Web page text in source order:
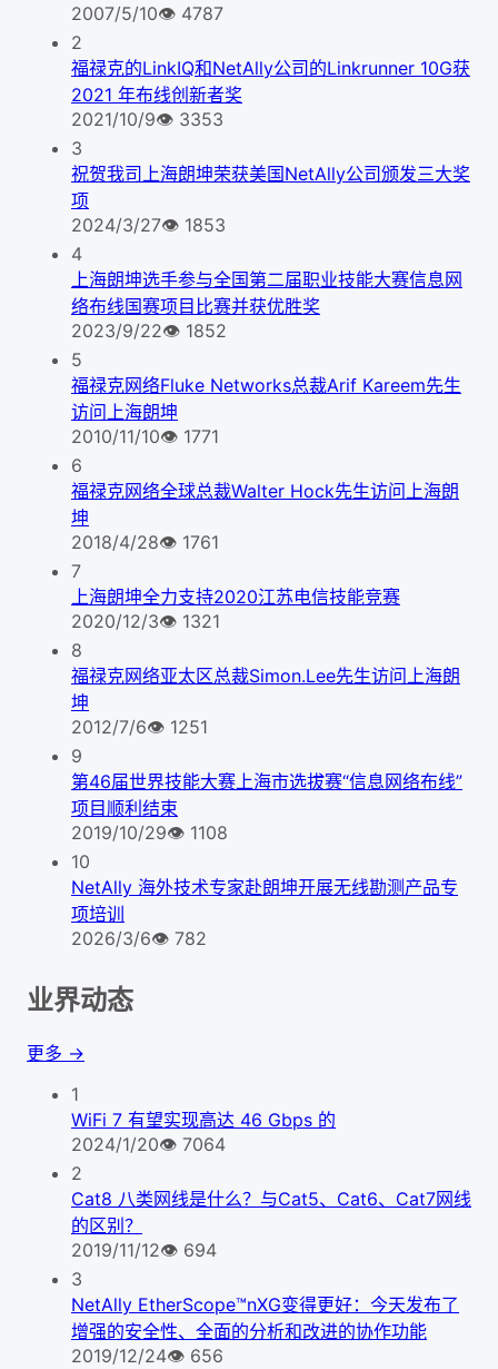
2007/5/10👁 4787
2
福禄克的LinkIQ和NetAlly公司的Linkrunner 10G获
2021 年布线创新者奖
2021/10/9👁 3353
3
祝贺我司上海朗坤荣获美国NetAlly公司颁发三大奖
项
2024/3/27👁 1853
4
上海朗坤选手参与全国第二届职业技能大赛信息网
络布线国赛项目比赛并获优胜奖
2023/9/22👁 1852
5
福禄克网络Fluke Networks总裁Arif Kareem先生
访问上海朗坤
2010/11/10👁 1771
6
福禄克网络全球总裁Walter Hock先生访问上海朗
坤
2018/4/28👁 1761
7
上海朗坤全力支持2020江苏电信技能竞赛
2020/12/3👁 1321
8
福禄克网络亚太区总裁Simon.Lee先生访问上海朗
坤
2012/7/6👁 1251
9
第46届世界技能大赛上海市选拔赛“信息网络布线”
项目顺利结束
2019/10/29👁 1108
10
NetAlly 海外技术专家赴朗坤开展无线勘测产品专
项培训
2026/3/6👁 782
业界动态
更多 →
1
WiFi 7 有望实现高达 46 Gbps 的
2024/1/20👁 7064
2
Cat8 八类网线是什么？与Cat5、Cat6、Cat7网线
的区别？
2019/11/12👁 694
3
NetAlly EtherScope™nXG变得更好：今天发布了
增强的安全性、全面的分析和改进的协作功能
2019/12/24👁 656